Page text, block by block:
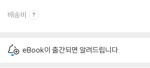
배송비
eBook이 출간되면 알려드립니다.